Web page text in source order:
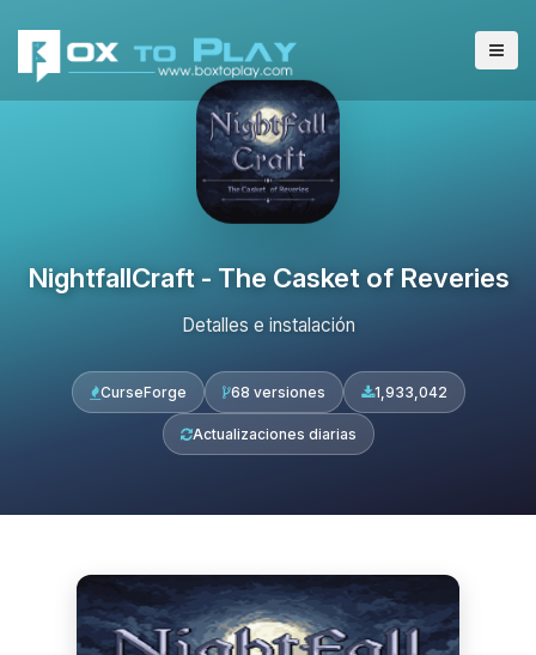
NightfallCraft - The Casket of Reveries
Detalles e instalación
CurseForge 68 versiones 1,933,042
Actualizaciones diarias